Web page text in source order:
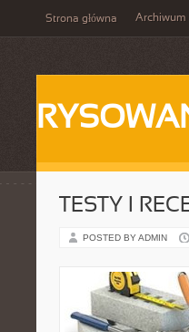
Strona główna Archiwum
TESTY I
POSTED BY ADMIN